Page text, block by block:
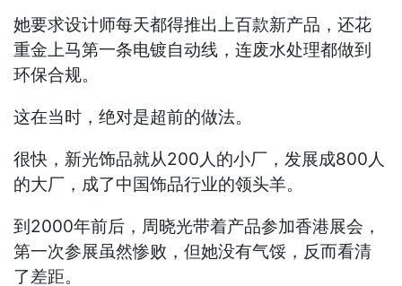
她要求设计师每天都得推出上百款新产品，还花
重金上马第一条电镀自动线，连废水处理都做到
环保合规。
这在当时，绝对是超前的做法。
很快，新光饰品就从200人的小厂，发展成800人
的大厂，成了中国饰品行业的领头羊。
到2000年前后，周晓光带着产品参加香港展会，
第一次参展虽然惨败，但她没有气馁，反而看清
了差距。